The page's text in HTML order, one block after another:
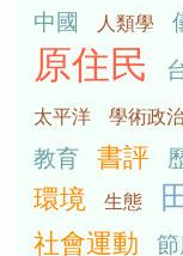
中國 人類學
原住民
太平洋 學術政
教育 書評
環境 生態
社會運動